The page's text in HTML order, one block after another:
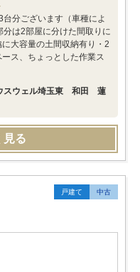
台分ございます（車種によ
分は2部屋に分けた間取りに
大容量の土間収納有り・2
ス、ちょっとした作業ス
スウェル埼玉東 和田 蓮
見る
戸建て 中古